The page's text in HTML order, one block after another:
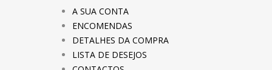
A SUA CONTA
ENCOMENDAS
DETALHES DA COMPRA
LISTA DE DESEJOS